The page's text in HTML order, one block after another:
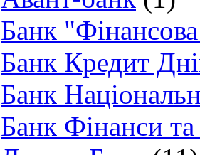
Банк "Фінансова
Банк Кредит
Банк
Банк Фінанси